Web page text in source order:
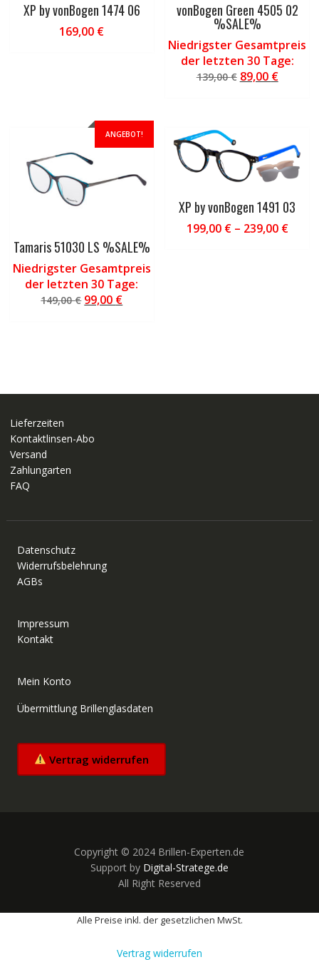
XP by vonBogen 1474 06
169,00 €
vonBogen Green 4505 02
%SALE%
Niedrigster Gesamtpreis
der letzten 30 Tage:
139,00€ 89,00 €
ANGEBOT!
Tamaris 51030 LS %SALE%
Niedrigster Gesamtpreis
der letzten 30 Tage:
149,00€ Ursprünglicher
99,00 €Aktueller
XP by vonBogen 1491 03
199,00 €– 239,00 €
Lieferzeiten
Kontaktlinsen-Abo
Versand
Zahlungarten
FAQ
Datenschutz
Widerrufsbelehrung
AGBs
Impressum
Kontakt
Mein Konto
Übermittlung Brillenglasdaten
Vertrag widerrufen
Copyright © 2024 Brillen-Experten.de
Support by Digital-Stratege.de
All Right Reserved
Alle Preise inkl. der gesetzlichen MwSt.
Vertrag widerrufen